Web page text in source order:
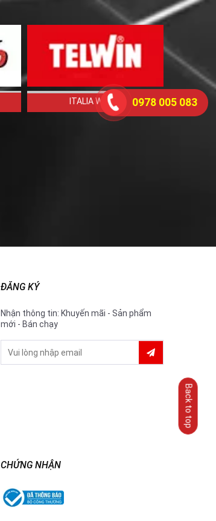
ITALIA Welder
ĐĂNG KÝ
Nhận thông tin: Khuyến mãi - Sản phẩm
mới - Bán chạy
CHỨNG NHẬN
0978 005 083
Back to top